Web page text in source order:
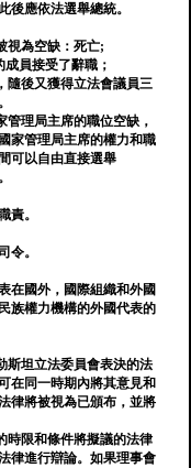
後應依法選舉總統。
視為空缺：死亡;
員接受了辭職；
隨後又獲得立法會議員三
理局主席的職位空缺，
家管理局主席的權力和職
可以自由直接選舉
責。
令。
在國外，國際組織和外國
族權力機構的外國代表的
斯坦立法委員會表決的法
在同一時期內將其意見和
律將被視為已頒布，並將
時限和條件將擬議的法律
律進行辯論。如果理事會